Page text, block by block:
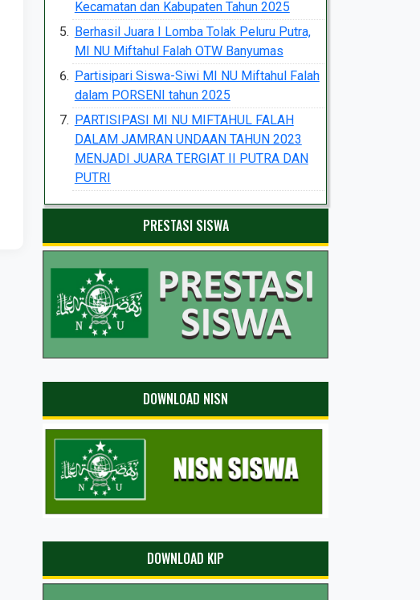
Kecamatan dan Kabupaten Tahun 2025
Berhasil Juara I Lomba Tolak Peluru Putra,
MI NU Miftahul Falah OTW Banyumas
Partisipari Siswa-Siwi MI NU Miftahul Falah
dalam PORSENI tahun 2025
PARTISIPASI MI NU MIFTAHUL FALAH
DALAM JAMRAN UNDAAN TAHUN 2023
MENJADI JUARA TERGIAT II PUTRA DAN
PUTRI
PRESTASI SISWA
DOWNLOAD NISN
DOWNLOAD KIP